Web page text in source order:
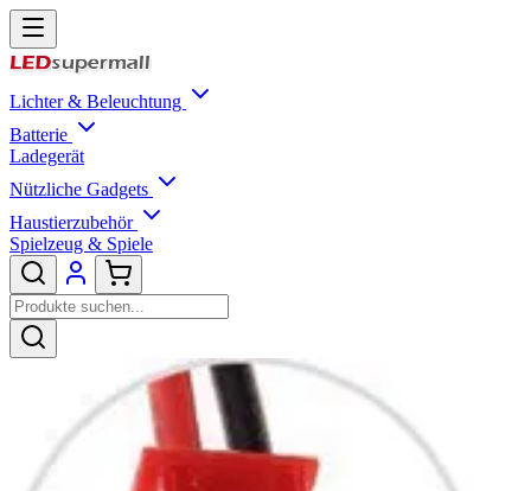
Lichter & Beleuchtung
Batterie
Ladegerät
Nützliche Gadgets
Haustierzubehör
Spielzeug & Spiele